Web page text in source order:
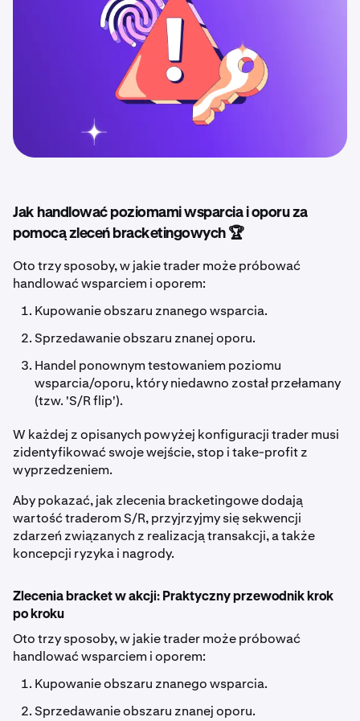
Jak handlować poziomami wsparcia i oporu za
pomocą zleceń bracketingowych 🏆
Oto trzy sposoby, w jakie trader może próbować
handlować wsparciem i oporem:
Kupowanie obszaru znanego wsparcia.
Sprzedawanie obszaru znanej oporu.
Handel ponownym testowaniem poziomu
wsparcia/oporu, który niedawno został przełamany
(tzw. 'S/R flip').
W każdej z opisanych powyżej konfiguracji trader musi
zidentyfikować swoje wejście, stop i take-profit z
wyprzedzeniem.
Aby pokazać, jak zlecenia bracketingowe dodają
wartość traderom S/R, przyjrzyjmy się sekwencji
zdarzeń związanych z realizacją transakcji, a także
koncepcji ryzyka i nagrody.
Zlecenia bracket w akcji: Praktyczny przewodnik krok
po kroku
Oto trzy sposoby, w jakie trader może próbować
handlować wsparciem i oporem:
Kupowanie obszaru znanego wsparcia.
Sprzedawanie obszaru znanej oporu.